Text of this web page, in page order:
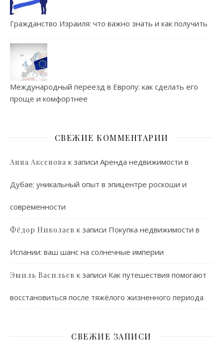
Гражданство Израиля: что важно знать и как получить
Международный переезд в Европу: как сделать его
проще и комфортнее
СВЕЖИЕ КОММЕНТАРИИ
Анна Аксенова к записи Аренда недвижимости в
Дубае: уникальный опыт в эпицентре роскоши и
современности
Фёдор Николаев к записи Покупка недвижимости в
Испании: ваш шанс на солнечные империи
Эмиль Васильев к записи Как путешествия помогают
восстановиться после тяжёлого жизненного периода
СВЕЖИЕ ЗАПИСИ